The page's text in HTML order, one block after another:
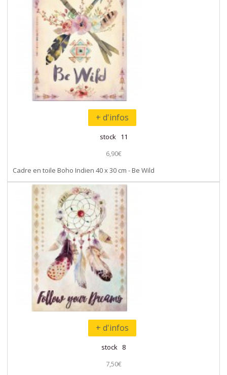
+ d'infos
stock 11
6,90€
Cadre en toile Boho Indien 40 x 30 cm - Be Wild
+ d'infos
stock 8
7,50€